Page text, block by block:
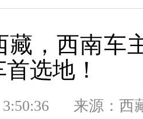
藏，西南车
选地！
3:50:36 来源：